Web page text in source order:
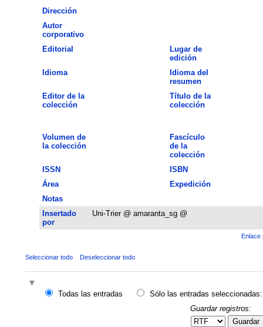
Dirección
Autor
corporativo
Editorial
Lugar de
edición
Idioma
Idioma del
resumen
Editor de la
colección
Título de la
colección
Volumen de
la colección
Fascículo
de la
colección
ISSN
ISBN
Área
Expedición
Notas
Insertado
por
Uni-Trier @ amaranta_sg @
Enlace
Seleccionar todo Deseleccionar todo
Todas las entradas
Sólo las entradas seleccionadas:
Guardar registros:
Guardar